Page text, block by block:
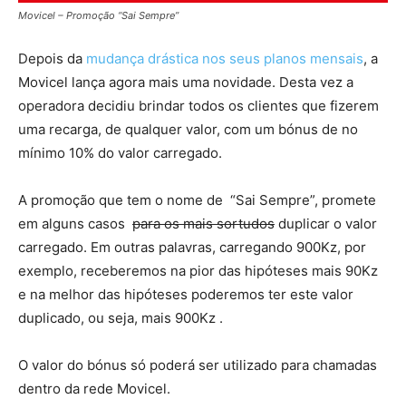
Movicel – Promoção “Sai Sempre”
Depois da mudança drástica nos seus planos mensais, a
Movicel lança agora mais uma novidade. Desta vez a
operadora decidiu brindar todos os clientes que fizerem
uma recarga, de qualquer valor, com um bónus de no
mínimo 10% do valor carregado.
A promoção que tem o nome de “Sai Sempre”, promete
em alguns casos para os mais sortudos duplicar o valor
carregado. Em outras palavras, carregando 900Kz, por
exemplo, receberemos na pior das hipóteses mais 90Kz
e na melhor das hipóteses poderemos ter este valor
duplicado, ou seja, mais 900Kz .
O valor do bónus só poderá ser utilizado para chamadas
dentro da rede Movicel.